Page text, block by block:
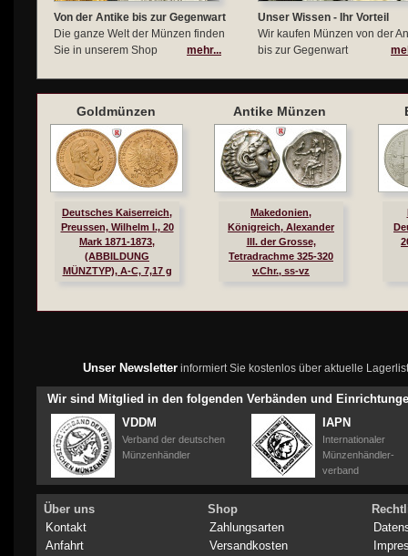
Von der Antike bis zur Gegenwart
Die ganze Welt der Münzen finden
Sie in unserem Shop
mehr...
Unser Wissen - Ihr Vorteil
Wir kaufen Münzen von der
bis zur Gegenwart
Goldmünzen
Deutsches Kaiserreich,
Preussen, Wilhelm I., 20
Mark 1871-1873,
(ABBILDUNG
MÜNZTYP), A-C, 7,17 g
Antike Münzen
Makedonien,
Königreich, Alexander
III. der Grosse,
Tetradrachme 325-320
v.Chr., ss-vz
Unser Newsletterinformiert Sie kostenlos über aktuelle
Wir sind Mitglied in den folgenden Verbänden und
VDDM
Verband der deutschen
Münzenhändler
IAPN
Internationaler
Münzenhändler-
verband
Über uns
Kontakt
Anfahrt
Shop
Zahlungsarten
Versandkosten